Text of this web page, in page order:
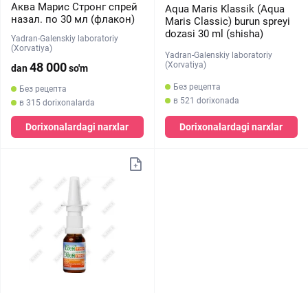
Аква Марис Стронг спрей
назал. по 30 мл (флакон)
Yadran-Galenskiy laboratoriy
(Xorvatiya)
dan48 000so'm
Без рецепта
в 315 dorixonalarda
Dorixonalardagi narxlar
Aqua Maris Klassik (Aqua
Maris Classic) burun spreyi
dozasi 30 ml (shisha)
Yadran-Galenskiy laboratoriy
(Xorvatiya)
Без рецепта
в 521 dorixonada
Dorixonalardagi narxlar